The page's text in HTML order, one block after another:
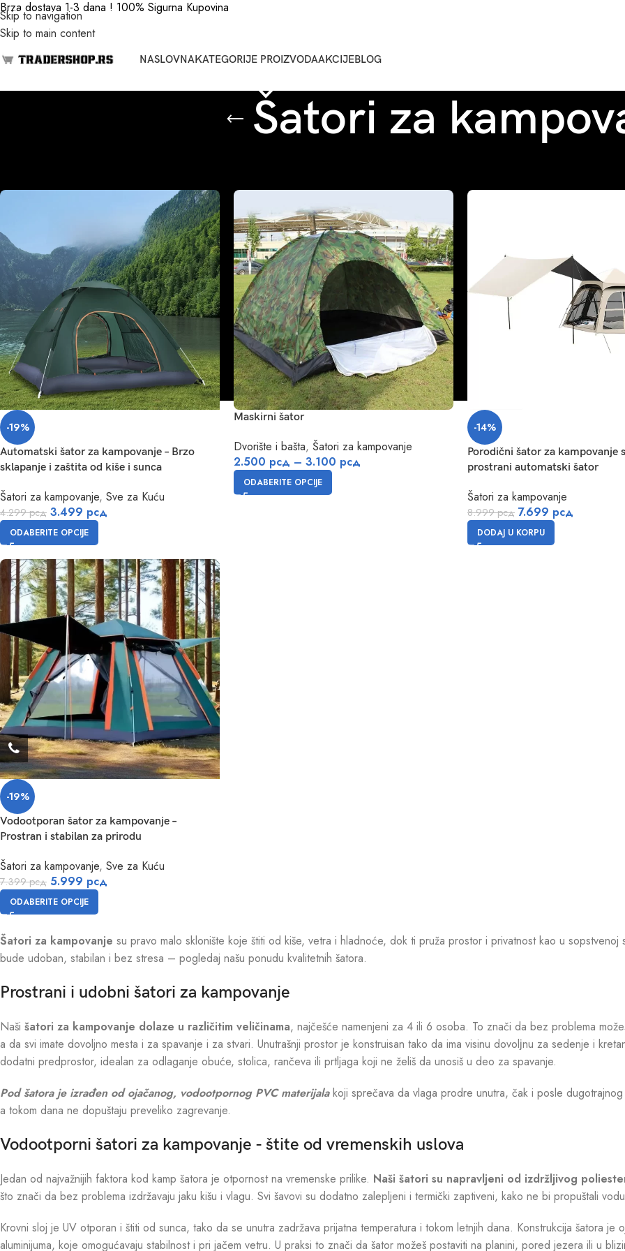
Skip to navigation
Skip to main content
Brza dostava 1-3 dana ! 100% Sigurna Kupovina
NASLOVNAKATEGORIJE PROIZVODAAKCIJEBLOG
Šatori za
-19%
Automatski šator za kampovanje – Brzo
sklapanje i zaštita od kiše i sunca
Šatori za kampovanje, Sve za Kuću
4.299рсд 3.499 рсд
ODABERITE OPCIJE
Maskirni šator
Dvorište i bašta, Šatori za kampovanje
2.500 рсд – 3.100 рсд
ODABERITE OPCIJE
-14%
Porodični šator za kampovanje
prostrani automatski šator
Šatori za kampovanje
8.999рсд 7.699 рсд
DODAJ U KORPU
-19%
Vodootporan šator za kampovanje –
Prostran i stabilan za prirodu
Šatori za kampovanje, Sve za Kuću
7.399рсд 5.999 рсд
ODABERITE OPCIJE
Šatori za kampovanje su pravo malo sklonište koje štiti od kiše, vetra i hladnoće, dok ti pruža prostor i privatnost kao u
bude udoban, stabilan i bez stresa – pogledaj našu ponudu kvalitetnih šatora.
Prostrani i udobni šatori za kampovanje
Naši šatori za kampovanje dolaze u različitim veličinama, najčešće namenjeni za 4 ili 6 osoba. To znači da bez problema
a da svi imate dovoljno mesta i za spavanje i za stvari. Unutrašnji prostor je konstruisan tako da ima visinu dovolјnu za sedenje i
dodatni predprostor, idealan za odlaganje obuće, stolica, rančeva ili prtljaga koji ne želiš da unosiš u deo za spavanje.
Pod šatora je izrađen od ojačanog, vodootpornog PVC materijalakoji sprečava da vlaga prodre unutra, čak i posle
a tokom dana ne dopuštaju preveliko zagrevanje.
Vodootporni šatori za kampovanje - štite od vremenskih uslova
Jedan od najvažnijih faktora kod kamp šatora je otpornost na vremenske prilike. Naši šatori su napravljeni od izdržljivog
što znači da bez problema izdržavaju jaku kišu i vlagu. Svi šavovi su dodatno zalepljeni i termički zaptiveni, kako ne bi propuštali
Krovni sloj je UV otporan i štiti od sunca, tako da se unutra zadržava prijatna temperatura i tokom letnjih dana. Konstrukcija šatora je
aluminijuma, koje omogućavaju stabilnost i pri jačem vetru. U praksi to znači da šator možeš postaviti na planini, pored jezera ili u